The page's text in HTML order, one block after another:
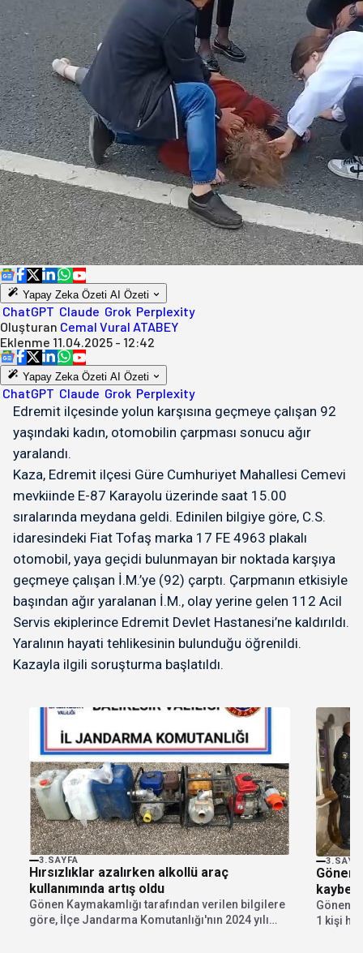
Yapay Zeka Özeti AI Özeti
ChatGPT Claude Grok Perplexity
Oluşturan Cemal Vural ATABEY
Eklenme 11.04.2025 - 12:42
Yapay Zeka Özeti AI Özeti
ChatGPT Claude Grok Perplexity
Edremit ilçesinde yolun karşısına geçmeye çalışan 92
yaşındaki kadın, otomobilin çarpması sonucu ağır
yaralandı.
Kaza, Edremit ilçesi Güre Cumhuriyet Mahallesi Cemevi
mevkiinde E-87 Karayolu üzerinde saat 15.00
sıralarında meydana geldi. Edinilen bilgiye göre, C.S.
idaresindeki Fiat Tofaş marka 17 FE 4963 plakalı
otomobil, yaya geçidi bulunmayan bir noktada karşıya
geçmeye çalışan İ.M.’ye (92) çarptı. Çarpmanın etkisiyle
başından ağır yaralanan İ.M., olay yerine gelen 112 Acil
Servis ekiplerince Edremit Devlet Hastanesi’ne kaldırıldı.
Yaralının hayati tehlikesinin bulunduğu öğrenildi.
Kazayla ilgili soruşturma başlatıldı.
3.SAYFA
Hırsızlıklar azalırken alkollü araç
kullanımında artış oldu
Gönen Kaymakamlığı tarafından verilen bilgilere
göre, İlçe Jandarma Komutanlığı'nın 2024 yılı
Gönen
1 kişi